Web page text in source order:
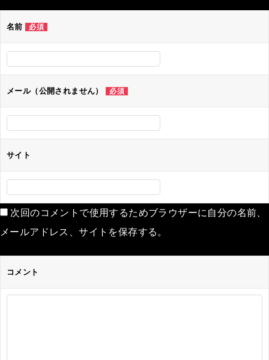
ゲ
ー
シ
ョ
ン
名前 必須
メール（公開されません） 必須
サイト
次回のコメントで使用するためブラウザーに自分の名前、
メールアドレス、サイトを保存する。
コメント